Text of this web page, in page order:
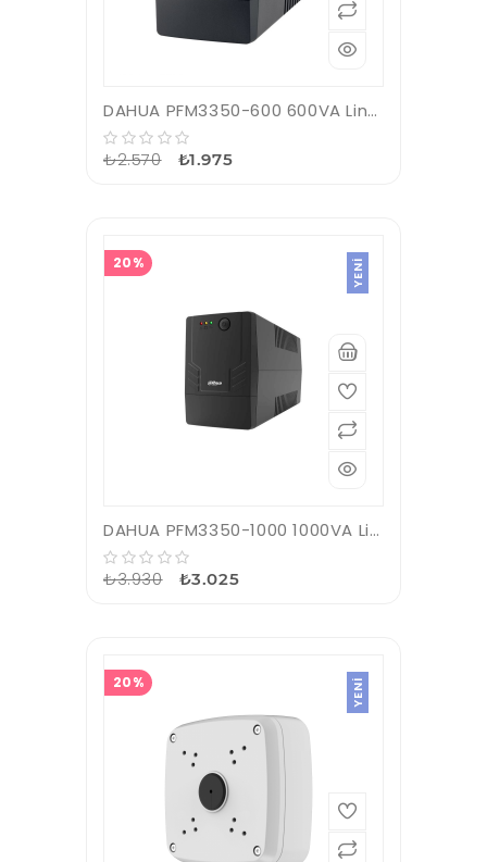
DAHUA PFM3350-600 600VA Line Interactive UPS (1x7A Akü)
₺2.570 ₺1.975
20% YENI
DAHUA PFM3350-1000 1000VA Line Interactive UPS (1x9A Akü)
₺3.930 ₺3.025
20% YENI